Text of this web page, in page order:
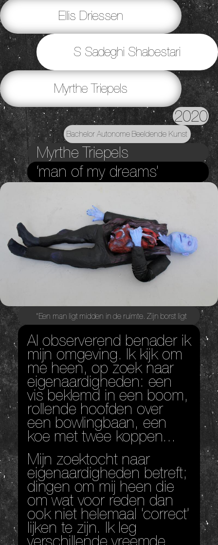
Ellis Driessen
S Sadeghi Shabestari
Myrthe Triepels
2020
Bachelor Autonome Beeldende Kunst
Myrthe Triepels
‘man of my dreams’
“Een man ligt midden in de ruimte. Zijn borst ligt
open met zijn gigantische hart bovenop. Ik sta van
een afstandje te kijken hoe hij met zijn vuist uithaalt
BAM, BAM, BAM, naar zijn hart. Wat probeert hij te
doen? Ik loop dichterbij om hem beter te bekijken. De
man draagt een donker pak en zijn huid heeft een
vreemde kleur. Zijn ogen zijn gesloten, er is geen
emotie van zijn gezicht af te lezen, alsof hij slaapt...
Dan word ik wakker.”
Al observerend benader ik
mijn omgeving. Ik kijk om
me heen, op zoek naar
eigenaardigheden: een
vis beklemd in een boom,
rollende hoofden over
een bowlingbaan, een
koe met twee koppen...
Mijn zoektocht naar
eigenaardigheden betreft;
dingen om mij heen die
om wat voor reden dan
ook niet helemaal ‘correct’
lijken te zijn. Ik leg
verschillende vreemde